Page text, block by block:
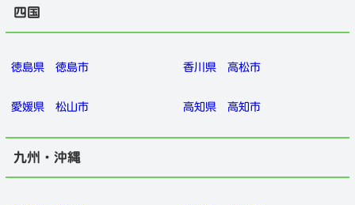
四国
徳島県 徳島市 香川県 高松市
愛媛県 松山市 高知県 高知市
九州・沖縄